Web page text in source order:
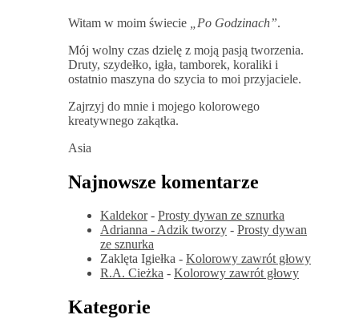
Witam w moim świecie „Po Godzinach”.
Mój wolny czas dzielę z moją pasją tworzenia.
Druty, szydełko, igła, tamborek, koraliki i
ostatnio maszyna do szycia to moi przyjaciele.
Zajrzyj do mnie i mojego kolorowego
kreatywnego zakątka.
Asia
Najnowsze komentarze
Kaldekor- Prosty dywan ze sznurka
Adrianna - Adzik tworzy - Prosty dywan
ze sznurka
Zaklęta Igiełka - Kolorowy zawrót głowy
R.A. Cieżka - Kolorowy zawrót głowy
Kategorie